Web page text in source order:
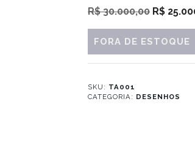
R$30.000,00 O
original
era:
R$
FORA DE ESTOQUE
SKU: TA001
CATEGORIA: DESENHOS